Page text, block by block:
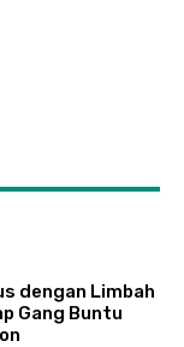
dengan Limbah
Gang Buntu